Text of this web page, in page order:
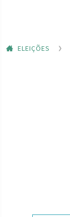
ELEIÇÕES